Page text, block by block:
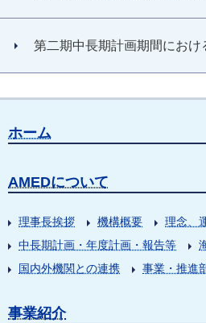
第二期中長期計画期間におけ
ホーム
AMEDについて
理事長挨拶 機構概要
理念、
中長期計画・年度計画・報告等
国内外機関との連携
事業・推進
事業紹介